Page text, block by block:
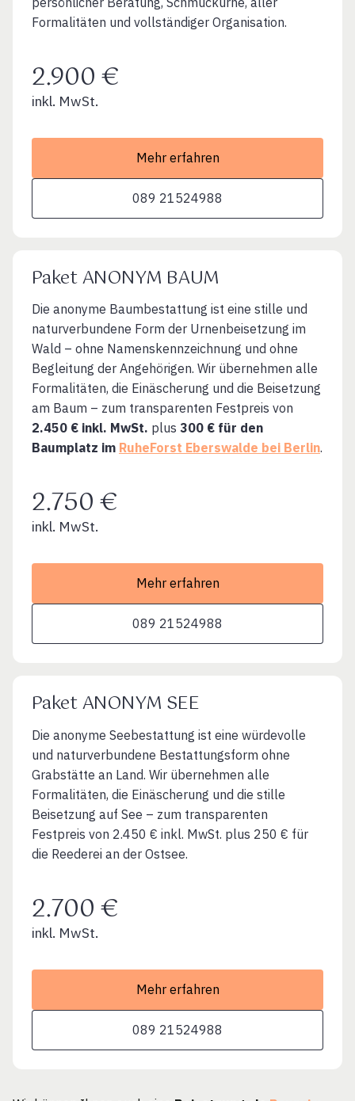
Formalitäten und vollständiger Organisation.
2.900 €
inkl. MwSt.
Mehr erfahren
089 21524988
Paket ANONYM BAUM
Die anonyme Baumbestattung ist eine stille und
naturverbundene Form der Urnenbeisetzung im
Wald – ohne Namenskennzeichnung und ohne
Begleitung der Angehörigen. Wir übernehmen alle
Formalitäten, die Einäscherung und die Beisetzung
am Baum – zum transparenten Festpreis von
2.450 € inkl. MwSt. plus 300 € für den
Baumplatz im RuheForst Eberswalde bei Berlin.
2.750 €
inkl. MwSt.
Mehr erfahren
089 21524988
Paket ANONYM SEE
Die anonyme Seebestattung ist eine würdevolle
und naturverbundene Bestattungsform ohne
Grabstätte an Land. Wir übernehmen alle
Formalitäten, die Einäscherung und die stille
Beisetzung auf See – zum transparenten
Festpreis von 2.450 € inkl. MwSt. plus 250 € für
die Reederei an der Ostsee.
2.700 €
inkl. MwSt.
Mehr erfahren
089 21524988